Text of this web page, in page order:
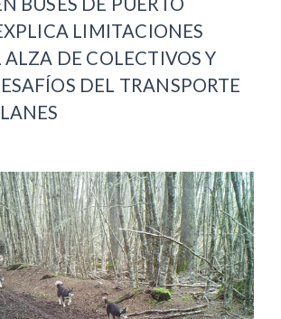
LIMITACIONES
ALZA DE COLECTIVOS Y
DEL TRANSPORTE